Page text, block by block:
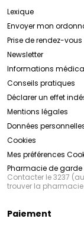
Lexique
Envoyer mon
Prise de rendez-vous
Newsletter
Informations
Conseils pratiques
Déclarer un effet
Mentions légales
Données
Cookies
Mes préférences
Pharmacie de garde
Contacter le 3237
trouver la
Paiement